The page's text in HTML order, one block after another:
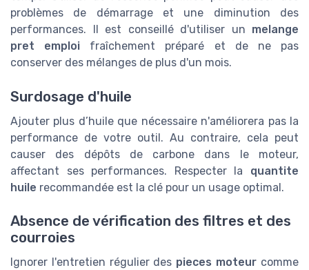
problèmes de démarrage et une diminution des
performances. Il est conseillé d'utiliser un melange
pret emploi fraîchement préparé et de ne pas
conserver des mélanges de plus d'un mois.
Surdosage d'huile
Ajouter plus d’huile que nécessaire n'améliorera pas la
performance de votre outil. Au contraire, cela peut
causer des dépôts de carbone dans le moteur,
affectant ses performances. Respecter la quantite
huile recommandée est la clé pour un usage optimal.
Absence de vérification des filtres et des
courroies
Ignorer l'entretien régulier des pieces moteur comme